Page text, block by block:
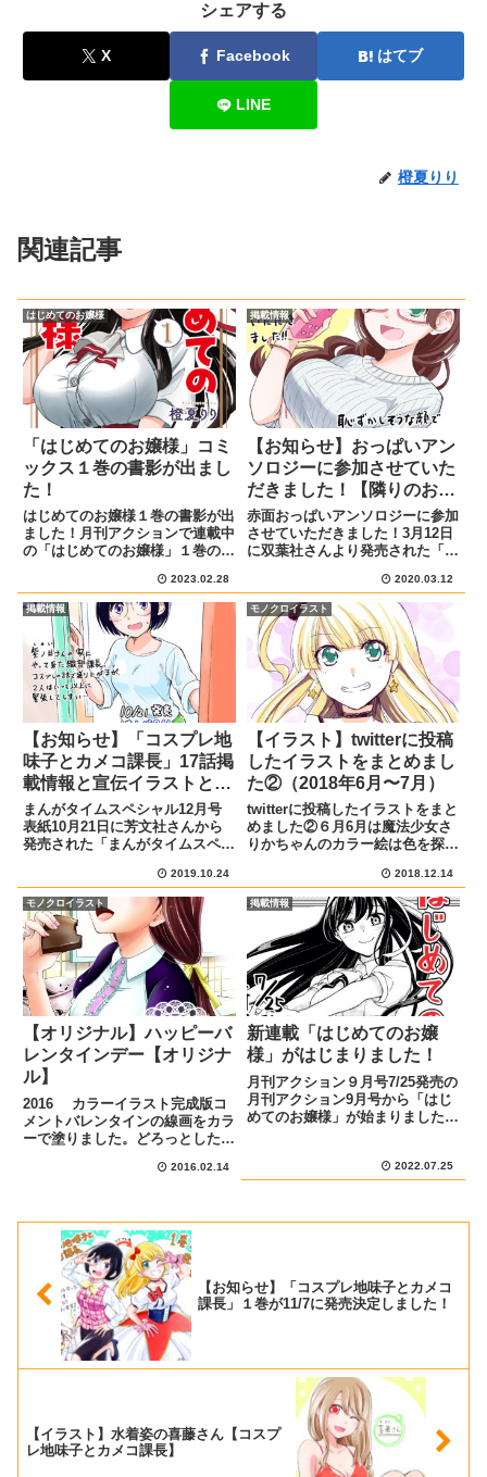
シェアする
X Facebook はてブ
LINE
橙夏りり
関連記事
はじめてのお嬢様
「はじめてのお嬢様」コミ
ックス１巻の書影が出まし
た！
はじめてのお嬢様１巻の書影が出
ました！月刊アクションで連載中
の「はじめてのお嬢様」１巻の書
琴音ちゃんが飛び出しているデザ
インが可愛いです↓帯もピンクで
とってもいいです各書店で予約を
受け付けているので、ぜひ買っ
て...
2023.02.28
掲載情報
【お知らせ】おっぱいアン
ソロジーに参加させていた
だきました！【隣りのお姉
さんと再会したら】
赤面おっぱいアンソロジーに参加
させていただきました！3月12日
に双葉社さんより発売された「恥
もらいたい 赤面おっぱいアンソ
ロジー４(アクションコミック
ス)」にて「隣りのお姉さんと再
会したら」というタイトルで18...
2020.03.12
掲載情報
【お知らせ】「コスプレ地
味子とカメコ課長」17話掲
載情報と宣伝イラストと移
籍の告知【まんがタイムス
ペシャル12月号】
まんがタイムスペシャル12月号
表紙10月21日に芳文社さんから
発売された「まんがタイムスペシ
子とカメコ課長」の第17話が掲
載されています!あらすじと宣伝
イラスト紫ノ井さんの家にやって
来た織部課長。二人は制作中の...
2019.10.24
モノクロイラスト
【イラスト】twitterに投稿
したイラストをまとめまし
た②（2018年6月〜7月）
twitterに投稿したイラストをまと
めました②６月6月は魔法少女さ
りかちゃんのカラー絵は色を探し
初はモノクロで描こうかと思って
いたので、頭のリボンがザザッと
黒く塗られています。浅草のお店
で見かけたかんざしが可...
2018.12.14
モノクロイラスト
【オリジナル】ハッピーバ
レンタインデー【オリジナ
ル】
2016 カラーイラスト完成版コ
メントバレンタインの線画をカラ
ーで塗りました。どろっとしたチ
難しかったですが映りこんだ色を
ような色に出来なくて苦戦し...
2016.02.14
掲載情報
新連載「はじめてのお嬢
様」がはじまりました！
月刊アクション９月号7/25発売の
月刊アクション9月号から「はじ
めてのお嬢様」が始まりました！
は、切符の買い方に悩むお嬢様だ
った！ 好奇心旺盛なお嬢様・御
2022.07.25
【お知らせ】「コスプレ地味子とカメコ
課長」１巻が11/7に発売決定しました！
【イラスト】水着姿の喜藤さん【コスプ
レ地味子とカメコ課長】